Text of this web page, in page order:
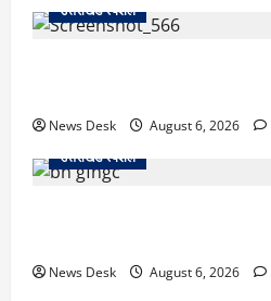
उत्तराखंड स्पेशल
News Desk August 6, 2026
उत्तराखंड स्पेशल
News Desk August 6, 2026